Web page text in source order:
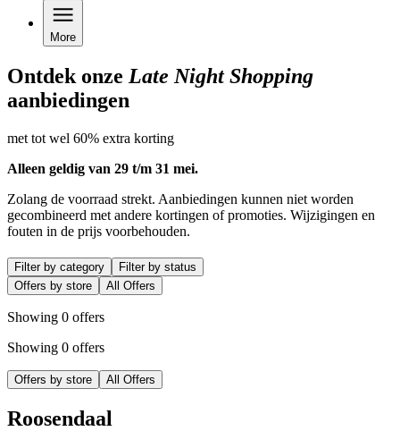
More
Ontdek onze Late Night Shopping
aanbiedingen
met tot wel 60% extra korting
Alleen geldig van 29 t/m 31 mei.
Zolang de voorraad strekt. Aanbiedingen kunnen niet worden
gecombineerd met andere kortingen of promoties. Wijzigingen en
fouten in de prijs voorbehouden.
Filter by category
Filter by status
Offers by store
All Offers
Showing 0 offers
Showing 0 offers
Offers by store All Offers
Roosendaal